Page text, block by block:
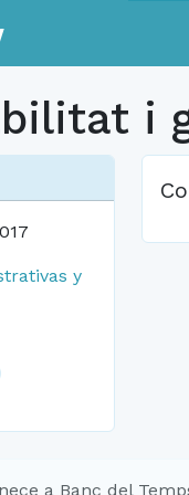
i
y
a Banc del